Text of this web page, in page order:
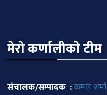
मेराे कर्णालीकाे टीम
संचालक/सम्पादक :कमल शर्मा